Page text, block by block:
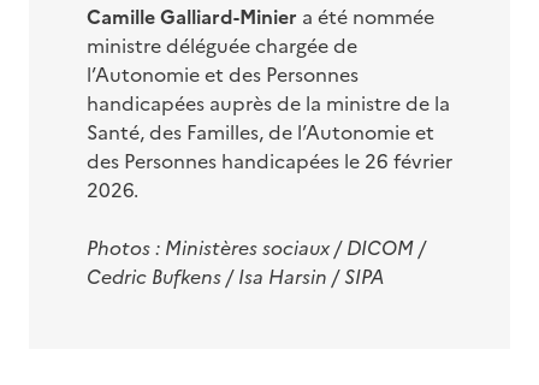
Camille Galliard-Minier a été nommée
ministre déléguée chargée de
l’Autonomie et des Personnes
handicapées auprès de la ministre de la
Santé, des Familles, de l’Autonomie et
des Personnes handicapées le 26 février
2026.
Photos : Ministères sociaux / DICOM /
Cedric Bufkens / Isa Harsin /SIPA